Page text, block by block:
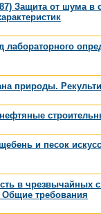
Защита от шума
лабораторного
природы.
и песок
в чрезвычайных
требования